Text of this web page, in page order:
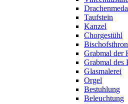
Taufstein
Kanzel
Chorgestühl
Bischofsthron
Grabmal der
Grabmal des
Glasmalerei
Orgel
Bestuhlung
Beleuchtung